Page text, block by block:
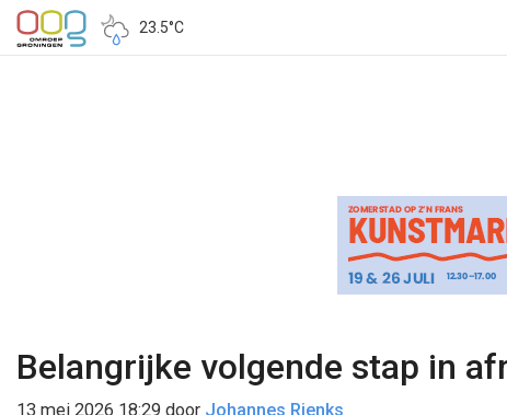
23.5°C
Belangrijke volgende stap in
13 mei 2026 18:29 door Johannes Rienks